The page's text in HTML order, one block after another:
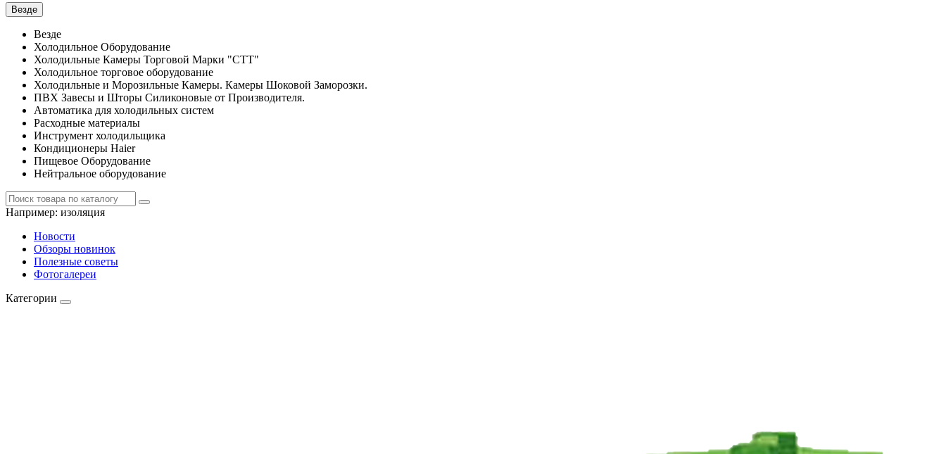
Везде
Везде
Холодильное Оборудование
Холодильные Камеры Торговой Марки "СТТ"
Холодильное торговое оборудование
Холодильные и Морозильные Камеры. Камеры Шоковой Заморозки.
ПВХ Завесы и Шторы Силиконовые от Производителя.
Автоматика для холодильных систем
Расходные материалы
Инструмент холодильщика
Кондиционеры Haier
Пищевое Оборудование
Нейтральное оборудование
Например: изоляция
Новости
Обзоры новинок
Полезные советы
Фотогалереи
Категории